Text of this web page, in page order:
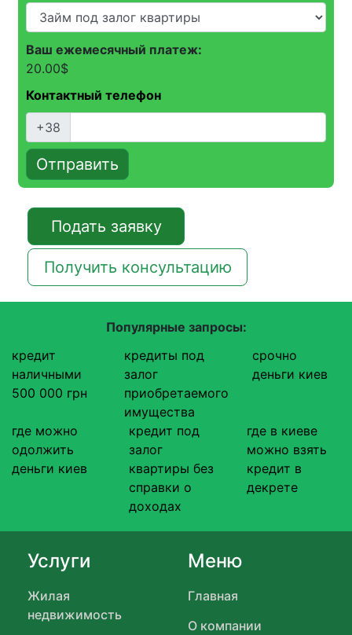
Ваш ежемесячный платеж:
20.00$
Контактный телефон
+38
Отправить
Подать заявку
Получить консультацию
Популярные запросы:
кредит
наличными
500 000 грн
кредиты под
залог
приобретаемого
имущества
срочно
деньги киев
где можно
одолжить
деньги киев
кредит под
залог
квартиры без
справки о
доходах
где в киеве
можно взять
кредит в
декрете
Услуги
Жилая
недвижимость
Меню
Главная
О компании